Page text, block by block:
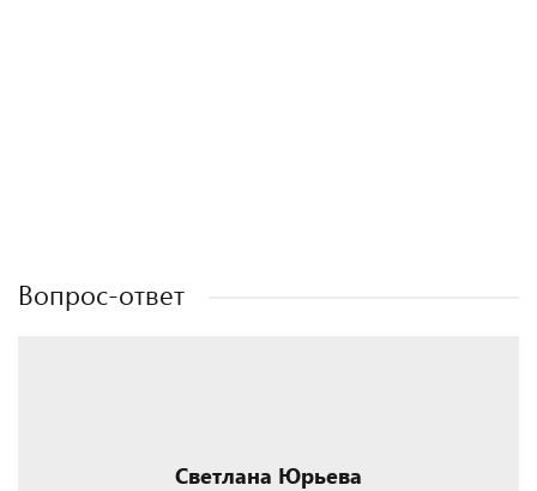
Вопрос-ответ
Светлана Юрьева